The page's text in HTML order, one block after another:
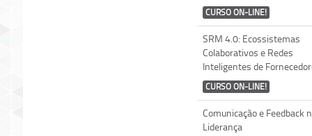
CURSO ON-LINE!
SRM 4.0: Ecossistemas
Colaborativos e Redes
Inteligentes de
CURSO ON-LINE!
Comunicação e Feedback
Liderança